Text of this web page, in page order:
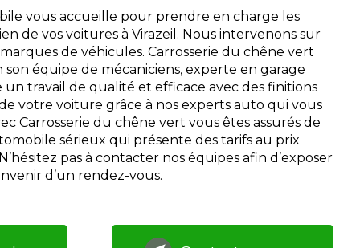
de vos voitures à Virazeil. Nous intervenons sur
de véhicules. Carrosserie du chêne vert
son équipe de mécaniciens, experte en garage
travail de qualité et efficace avec des finitions
votre voiture grâce à nos experts auto qui vous
Carrosserie du chêne vert vous êtes assurés de
sérieux qui présente des tarifs au prix
pas à contacter nos équipes afin d’exposer
d’un rendez-vous.